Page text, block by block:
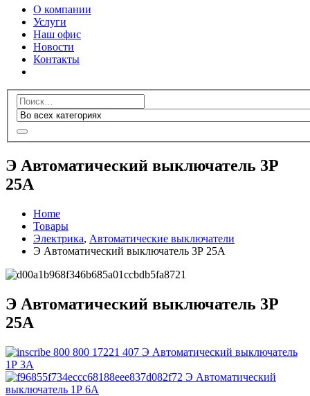
О компании
Услуги
Наш офис
Новости
Контакты
Э Автоматический выключатель 3Р
25А
Home
Товары
Электрика, Автоматические выключатели
Э Автоматический выключатель 3Р 25А
Э Автоматический выключатель 3Р
25А
Э Автоматический выключатель
1Р 3А
Э Автоматический
выключатель 1Р 6А